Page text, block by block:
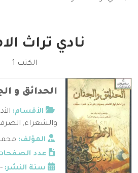
نادي تراث
الكتب 1
الحدائق و
الأقسام:
والشعراء,
المؤلف:
عدد
سنة النشر: